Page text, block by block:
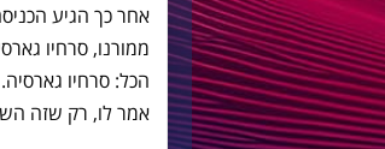
אחר כך הגיע
ממורנו, סרחיו
הכל: סרחיו
אמר לו, רק שזה